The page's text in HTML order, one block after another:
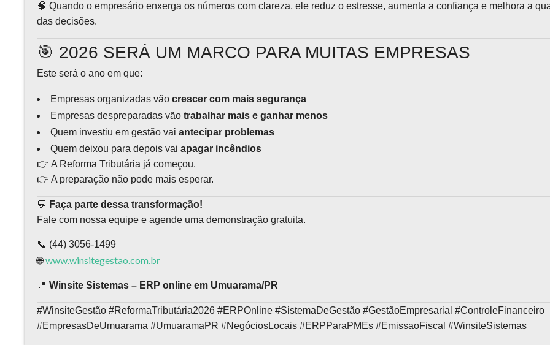
🧠 Quando o empresário enxerga os números com clareza, ele reduz o estresse, aumenta a confiança e melhora a
das decisões.
🎯 2026 SERÁ UM MARCO PARA MUITAS EMPRESAS
Este será o ano em que:
Empresas organizadas vãocrescer com mais segurança
Empresas despreparadas vãotrabalhar mais e ganhar menos
Quem investiu em gestão vaiantecipar problemas
Quem deixou para depois vaiapagar incêndios
👉 A Reforma Tributária já começou.
👉 A preparação não pode mais esperar.
💬 Faça parte dessa transformação!
Fale com nossa equipe e agende uma demonstração gratuita.
📞 (44) 3056-1499
🌐www.winsitegestao.com.br
📍Winsite Sistemas – ERP online em Umuarama/PR
#WinsiteGestão #ReformaTributária2026 #ERPOnline #SistemaDeGestão #GestãoEmpresarial #ControleFinanceiro
#EmpresasDeUmuarama #UmuaramaPR #NegóciosLocais #ERPParaPMEs #EmissaoFiscal #WinsiteSistemas